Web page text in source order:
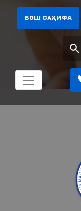
БОШ САҲИФА